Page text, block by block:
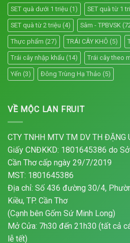
SET quà dưới 1 triệu (1) SET quà từ 1
SET quà từ 2 triệu (4) Sâm - TPBVSK
Thực phẩm (27) TRÁI CÂY KHÔ (5)
Trái cây nhập khẩu (14) Trái cây theo
Yến (3) Đông Trùng Hạ Thảo (5)
VỀ MỘC LAN FRUIT
CTY TNHH MTV TM DV TH ĐẶNG
Giấy CNĐKKD: 1801645386 do
Cần Thơ cấp ngày 29/7/2019
MST: 1801645386
Địa chỉ: Số 436 đường 30/4,
Kiều, TP. Cần Thơ
(Cạnh bên Gốm Sứ Minh Long)
Mở Cửa: 7h30 đến 21h30 (tất cả
lễ tết)